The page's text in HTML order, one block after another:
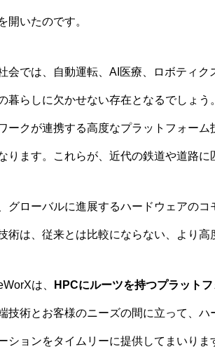
開いたのです。
会では、自動運転、AI医療、ロボティク
暮らしに欠かせない存在となるでしょ
ークが連携する高度なプラットフォー
ります。これらが、近代の鉄道や道路
グローバルに進展するハードウェアの
術は、従来とは比較にならない、より
は、 HPCにルーツを持つプラット
技術とお客様のニーズの間に立って、
ションをタイムリーに提供してまいりま